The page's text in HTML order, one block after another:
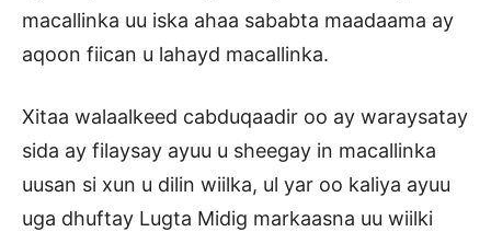
macallinka uu iska ahaa sababta maadaama ay
aqoon fiican u lahayd macallinka.
Xitaa walaalkeed cabduqaadir oo ay waraysatay
sida ay filaysay ayuu u sheegay in macallinka
uusan si xun u dilin wiilka, ul yar oo kaliya ayuu
uga dhuftay Lugta Midig markaasna uu wiilki